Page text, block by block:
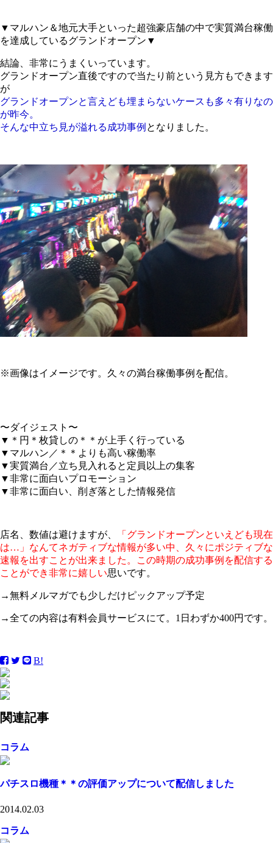
▼マルハン＆地元大手といった超強豪店舗の中で実質満台稼働
を達成しているグランドオープン▼
結論、非常にうまくいっています。
グランドオープン直後ですので当たり前という見方もできます
が
グランドオープンと言えども埋まらないケースも多々有りなの
が昨今。
そんな中立ち見が溢れる成功事例 となりました。
※画像はイメージです。久々の満台稼働事例を配信。
〜ダイジェスト〜
▼＊円＊枚貸しの＊＊が上手く行っている
▼マルハン／＊＊よりも高い稼働率
▼実質満台／立ち見入れると定員以上の集客
▼非常に面白いプロモーション
▼非常に面白い、削ぎ落とした情報発信
店名、数値は避けますが、
「グランドオープンといえども現在
は…」なんてネガティブな情報が多い中、久々にポジティブな
速報を出すことが出来ました。この時期の成功事例を配信する
ことができ非常に嬉しい思いです。
→無料メルマガでも少しだけピックアップ予定
→全ての内容は有料会員サービスにて。1日わずか400円です。
B!
関連記事
コラム
パチスロ機種＊＊の評価アップについて配信しました
2014.02.03
コラム